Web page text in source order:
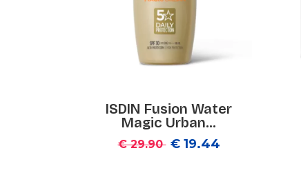
ISDIN Fusion Water
Magic Urban...
€ 29.90 € 19.44